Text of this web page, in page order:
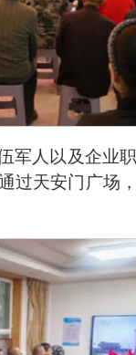
人以及企业
过天安门广场